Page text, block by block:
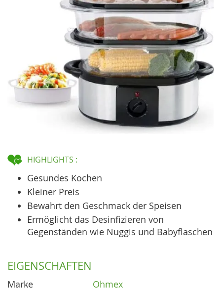
HIGHLIGHTS :
Gesundes Kochen
Kleiner Preis
Bewahrt den Geschmack der Speisen
Ermöglicht das Desinfizieren von
Gegenständen wie Nuggis und Babyflaschen
EIGENSCHAFTEN
Marke
Ohmex